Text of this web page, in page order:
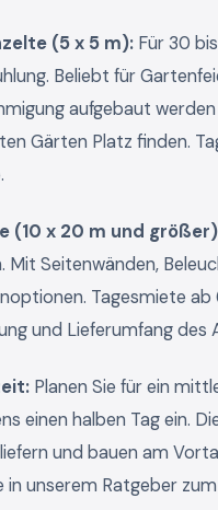
(5 x 5 m): Für 30
Beliebt für
aufgebaut
Gärten Platz finden.
(10 x 20 m und
Mit Seitenwänden,
Tagesmiete ab
und Lieferumfang des
Planen Sie für ein
einen halben Tag ein.
und bauen am
in unserem Ratgeber zum